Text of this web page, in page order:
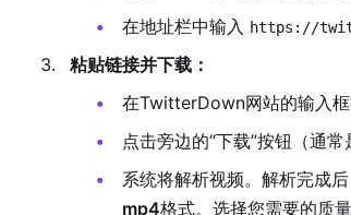
在地址栏中输入 https://
粘贴链接并下载：
在TwitterDown网站的输入
点击旁边的“下载”按钮（通
系统将解析视频。解析完成
mp4格式。选择您需要的质